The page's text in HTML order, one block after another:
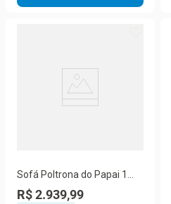
Sofá Poltrona do Papai 1
Lugar Retrátil e Reclinável
R$ 2.939,99